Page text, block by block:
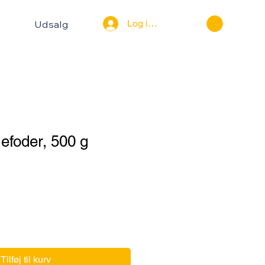
Log ind
Udsalg
500 g
Tilføj til kurv